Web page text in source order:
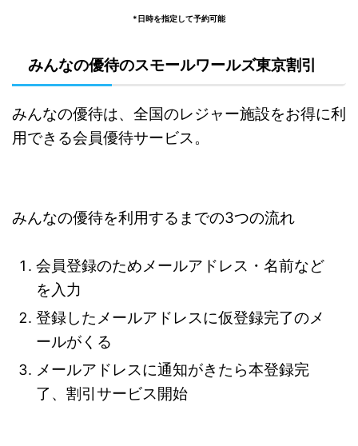
*日時を指定して予約可能
みんなの優待のスモールワールズ東京割引
みんなの優待は、全国のレジャー施設をお得に利
用できる会員優待サービス。
みんなの優待を利用するまでの3つの流れ
会員登録のためメールアドレス・名前など
を入力
登録したメールアドレスに仮登録完了のメ
ールがくる
メールアドレスに通知がきたら本登録完
了、割引サービス開始